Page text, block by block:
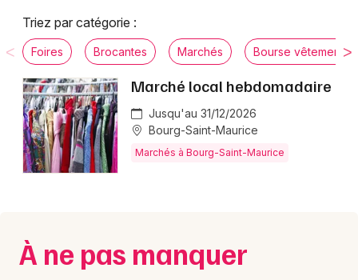
Activité & Expérience
Manifestations
Foires & salons
Spectacles
Concerts
Soirées
Marseille
Mulhouse
Montpellier
Nantes
Nice
Strasbourg
Triez par catégorie :
Foires Brocantes Marchés Bourse vêtements
Marché local hebdomadaire
Jusqu'au 31/12/2026
Bourg-Saint-Maurice
Marchés à Bourg-Saint-Maurice
À ne pas manquer